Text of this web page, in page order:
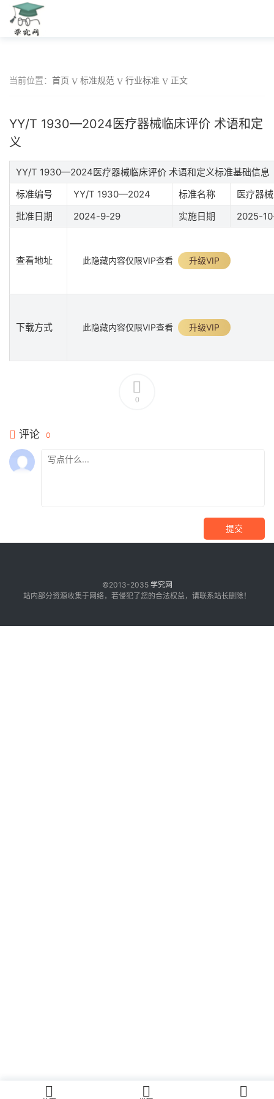
当前位置： 首页 标准规范 行业标准 正文
YY/T 1930—2024医疗器械临床评价 术语和定
义
YY/T 1930—2024医疗器械临床评价 术语和定义标准基础信息
标准编号
YY/T 1930—2024 标准名称
医疗器
批准日期
2024-9-29 实施日期 2025-
查看地址 此隐藏内容仅限VIP查看 升级VIP
下载方式 此隐藏内容仅限VIP查看 升级VIP
0
评论 0
提交
©2013-2035 学究网
站内部分资源收集于网络，若侵犯了您的合法权益，请联系站长删除！